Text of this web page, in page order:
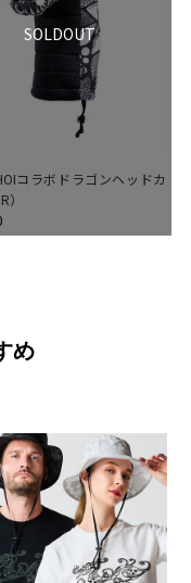
SOLDOUT
コラボドラゴンヘッドカ
）
め